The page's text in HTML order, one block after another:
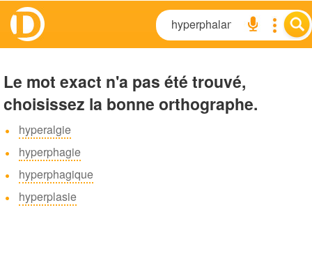
Le mot exact n'a pas été trouvé,
choisissez la bonne orthographe.
hyperalgie
hyperphagie
hyperphagique
hyperplasie